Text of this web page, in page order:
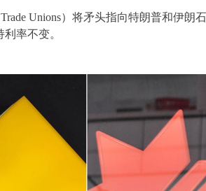
Unions）将矛头指向特朗普和伊朗
率不变。